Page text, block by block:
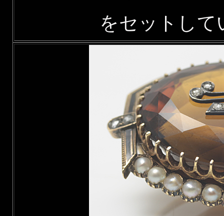
をセットして